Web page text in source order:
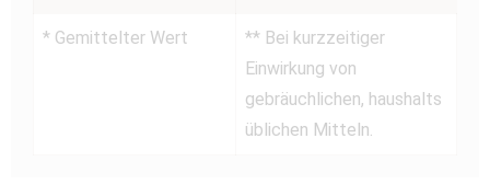
* Gemittelter Wert
** Bei kurzzeitiger
Einwirkung von
gebräuchlichen, haushalts
üblichen Mitteln.